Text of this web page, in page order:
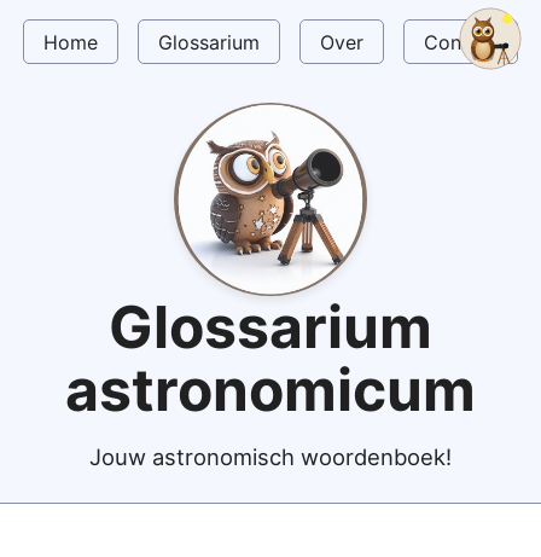
Home Glossarium Over Contact
Glossarium
astronomicum
Jouw astronomisch woordenboek!